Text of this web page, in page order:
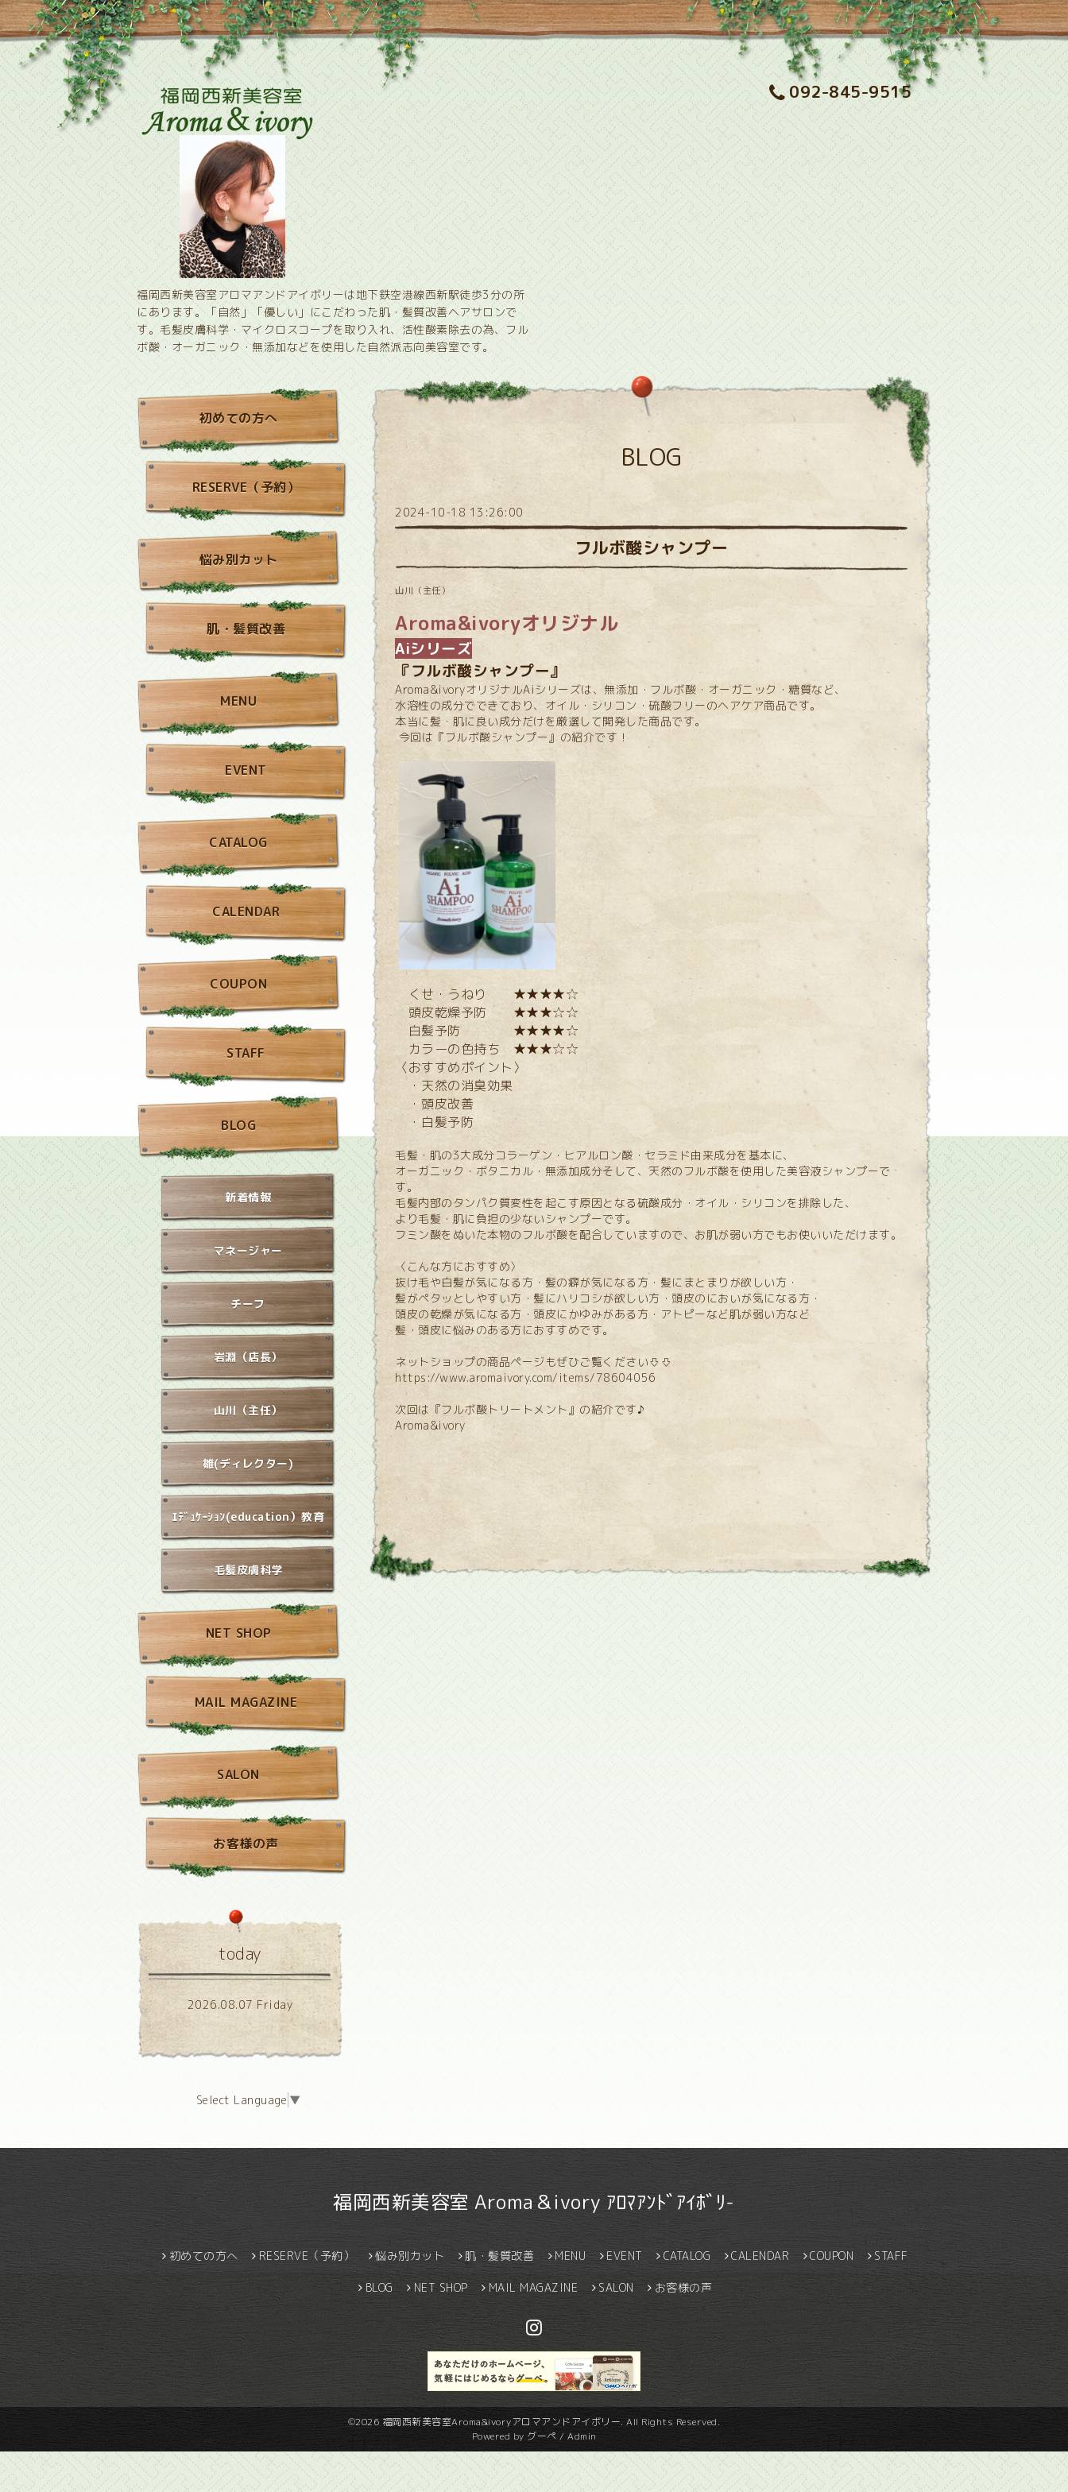
092-845-9515
福岡西新美容室アロマアンドアイボリーは地下鉄空港線西新駅徒歩3分の所
にあります。「自然」「優しい」にこだわった肌・髪質改善ヘアサロンで
す。毛髪皮膚科学・マイクロスコープを取り入れ、活性酸素除去の為、フル
ボ酸・オーガニック・無添加などを使用した自然派志向美容室です。
BLOG
2024-10-18 13:26:00
フルボ酸シャンプー
山川（主任）
Aroma&ivoryオリジナル
Aiシリーズ
『フルボ酸シャンプー』
Aroma&ivoryオリジナルAiシリーズは、無添加・フルボ酸・オーガニック・糖質など、
水溶性の成分でできており、オイル・シリコン・硫酸フリーのヘアケア商品です。
本当に髪・肌に良い成分だけを厳選して開発した商品です。
今回は『フルボ酸シャンプー』の紹介です！
くせ・うねり ★★★★☆
頭皮乾燥予防 ★★★☆☆
白髪予防 ★★★★☆
カラーの色持ち ★★★☆☆
〈おすすめポイント〉
・天然の消臭効果
・頭皮改善
・白髪予防
毛髪・肌の3大成分コラーゲン・ヒアルロン酸・セラミド由来成分を基本に、
オーガニック・ボタニカル・無添加成分そして、天然のフルボ酸を使用した美容液シャンプーで
す。
毛髪内部のタンパク質変性を起こす原因となる硫酸成分・オイル・シリコンを排除した、
より毛髪・肌に負担の少ないシャンプーです。
フミン酸をぬいた本物のフルボ酸を配合していますので、お肌が弱い方でもお使いいただけます。
〈こんな方におすすめ〉
抜け毛や白髪が気になる方・髪の癖が気になる方・髪にまとまりが欲しい方・
髪がペタッとしやすい方・髪にハリコシが欲しい方・ 頭皮のにおいが気になる方・
頭皮の乾燥が気になる方・頭皮にかゆみがある方・アトピーなど肌が弱い方など
髪・頭皮に悩みのある方におすすめです。
ネットショップの商品ページもぜひご覧ください⇩⇩
https://www.aromaivory.com/items/78604056
次回は『フルボ酸トリートメント』の紹介です♪
Aroma&ivory
初めての方へ
RESERVE（予約）
悩み別カット
肌・髪質改善
MENU
EVENT
CATALOG
CALENDAR
COUPON
STAFF
BLOG
新着情報
マネージャー
チーフ
岩淵（店長）
山川（主任）
雛(ディレクター)
ｴﾃﾞｭｹｰｼｮﾝ(education）教育
毛髪皮膚科学
NET SHOP
MAIL MAGAZINE
SALON
お客様の声
today
2026.08.07 Friday
Select Language ▼
福岡西新美容室 Aroma＆ivory ｱﾛﾏｱﾝﾄﾞｱｲﾎﾞﾘ-
初めての方へ RESERVE（予約） 悩み別カット 肌・髪質改善 MENU EVENT CATALOG CALENDAR COUPON STAFF
BLOG NET SHOP MAIL MAGAZINE SALON お客様の声
©2026 福岡西新美容室Aroma&ivoryアロマアンドアイボリー. All Rights Reserved.
Powered by グーペ / Admin